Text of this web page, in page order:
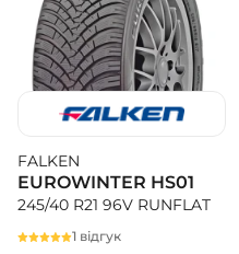
FALKEN
EUROWINTER HS01
245/40 R21 96V RUNFLAT
1 відгук